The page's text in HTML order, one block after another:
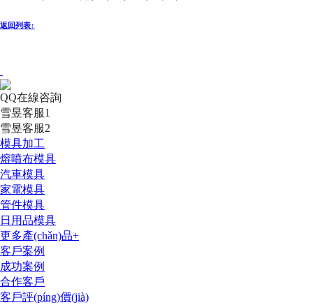
返回列表↑
QQ在線咨詢
雪昱客服1
雪昱客服2
模具加工
熔噴布模具
汽車模具
家電模具
管件模具
日用品模具
更多產(chǎn)品+
客戶案例
成功案例
合作客戶
客戶評(píng)價(jià)